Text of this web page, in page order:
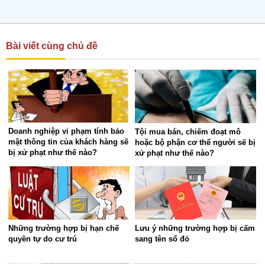
Bài viết cùng chủ đề
Doanh nghiệp vi phạm tính bảo
mật thông tin của khách hàng sẽ
bị xử phạt như thế nào?
Tội mua bán, chiếm đoạt mô
hoặc bộ phận cơ thể người sẽ bị
xử phạt như thế nào?
Những trường hợp bị hạn chế
quyền tự do cư trú
Lưu ý những trường hợp bị cấm
sang tên sổ đỏ